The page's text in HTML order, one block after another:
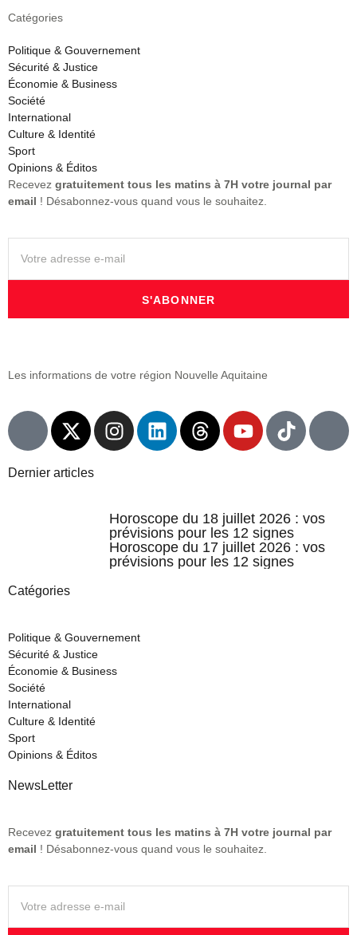
Catégories
Politique & Gouvernement
Sécurité & Justice
Économie & Business
Société
International
Culture & Identité
Sport
Opinions & Éditos
Recevez gratuitement tous les matins à 7H votre journal par
email ! Désabonnez-vous quand vous le souhaitez.
S'ABONNER
Les informations de votre région Nouvelle Aquitaine
Dernier articles
Horoscope du 18 juillet 2026 : vos
prévisions pour les 12 signes
Horoscope du 17 juillet 2026 : vos
prévisions pour les 12 signes
Catégories
Politique & Gouvernement
Sécurité & Justice
Économie & Business
Société
International
Culture & Identité
Sport
Opinions & Éditos
NewsLetter
Recevez gratuitement tous les matins à 7H votre journal par
email ! Désabonnez-vous quand vous le souhaitez.